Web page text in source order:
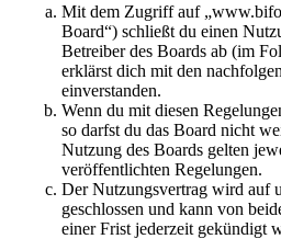
Mit dem Zugriff auf
Board“) schließt du einen
Betreiber des Boards ab (im
erklärst dich mit den
einverstanden.
Wenn du mit diesen
so darfst du das Board nicht
Nutzung des Boards gelten
veröffentlichten Regelungen.
Der Nutzungsvertrag wird auf
geschlossen und kann von
einer Frist jederzeit gekündigt